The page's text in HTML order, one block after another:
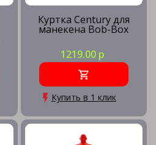
Куртка Century для
манекена Bob-Box
1219.00 р
Купить в 1 клик